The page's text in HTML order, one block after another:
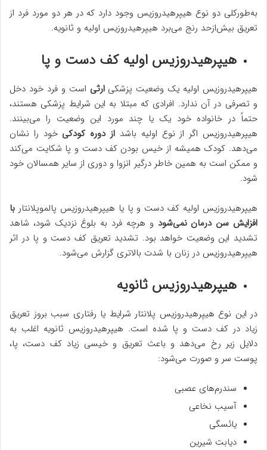
به‌طورکلی دو نوع هیپرهیدروزیس وجود دارد که در هر دو مورد فرد از
تعریق بیش‌ازحد رنج می‌برد هیپرهیدروزیس اولیه و ثانویه.
هیپرهیدروزیس اولیه کف دست و پا
هیپرهیدروزیس اولیه یک وضعیت پزشکیارثی است و فرد خود دخل
و تصرفی در آن ندارد. افرادی که مبتلا به این شرایط پزشکی هستند،
حتماً در خانواده خود یک یا چند مورد این وضعیت را می‌بینند.
هیپرهیدروزیس اگر از نوع اولیه باشد از دوره کودکی خود را نشان
می‌دهد. کودک همیشه از خیس بودن کف دست و پا شکایت می‌کند
و ممکن است به همین خاطر درگیر انزوا و دوری از سایر همسالان خود
شود.
هیپرهیدروزیس اولیه کف دست و پا یا هیپرهیدروزیس پالموپلانتار با
افزایش سن درمان نمی‌شود و هرچه فرد به بلوغ نزدیک شود، شاهد
تشدید این وضعیت خواهد بود. تشدید تعریق کف دست و پا در اثر
هیپرهیدروزیس در زنان با شدت بالاتری گزارش می‌شود.
هیپرهیدروزیس ثانویه
در این نوع هیپرهیدروزیس پلانتار شرایط یا رفتاری سبب بروز تعریق
زیاد در کف دست و پا شده است. هیپرهیدروزیس ثانویه اغلب به
دلایل زیر رخ می‌دهد و باعث تعریق و خیسی زیاد کف دست، پا،
پوست سر و صورت می‌شود:
سندرم‌های عصبی
آسیب نخاعی
یائسگی
دیابت شیرین